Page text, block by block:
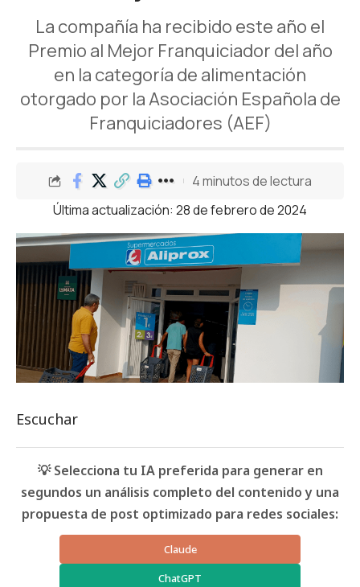
La compañía ha recibido este año el
Premio al Mejor Franquiciador del año
en la categoría de alimentación
otorgado por la Asociación Española de
Franquiciadores (AEF)
Última actualización: 28 de febrero de 2024
4 minutos de lectura
Escuchar
💡 Selecciona tu IA preferida para generar en
segundos un análisis completo del contenido y una
propuesta de post optimizado para redes sociales:
Claude
ChatGPT